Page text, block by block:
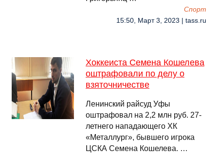
Спорт
15:50, Март 3, 2023 | tass.ru
Хоккеиста Семена Кошелева
оштрафовали по делу о
взяточничестве
Ленинский райсуд Уфы
оштрафовал на 2,2 млн руб. 27-
летнего нападающего ХК
«Металлург», бывшего игрока
ЦСКА Семена Кошелева. …